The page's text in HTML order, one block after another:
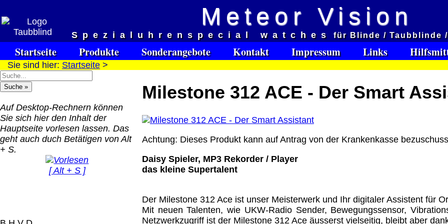
Meteor Vision
Spezialuhrenspecial watches
für Blinde / Taubblinde
Startseite Produkte Sonderangebote Kontakt Impressum Links
Sie sind hier: Startseite >
Auf Desktop-Rechnern können
Sie sich hier den Inhalt der
Hauptseite vorlesen lassen. Das
geht auch duch Betätigen von Alt
+ S.
[ Alt + S ]
Milestone 312 ACE - Der Smart
Achtung: Dieses Produkt kann auf Antrag von der Krankenkasse
Daisy Spieler, MP3 Rekorder / Player
das kleine Supertalent
Der Milestone 312 Ace ist unser Meisterwerk und Ihr digitaler Assistent für
Mit neuen Talenten, wie UKW-Radio Sender, Bewegungssensor,
Netzwerkzugriff ist der Milestone 312 Ace äusserst vielseitig, bleibt aber
QR Code:
Versandkosten DHL Standard
bis 5kg
Deutschland Vorkasse:
6.95 €
Vorkasse: 20.00 €
PayPal: 20.00 €
Selbstabholung vom Büro
oder von Ausstellungen:
Software Download only
Deutschland PayPal: 0.00 €
EU (inkl. Schweiz) PayPal: 0.00 €
Bei dieser Versandart erhalten Sie per Email z.B.
Lizenzschlüssel und die Rechnung / Lieferschein. Sie